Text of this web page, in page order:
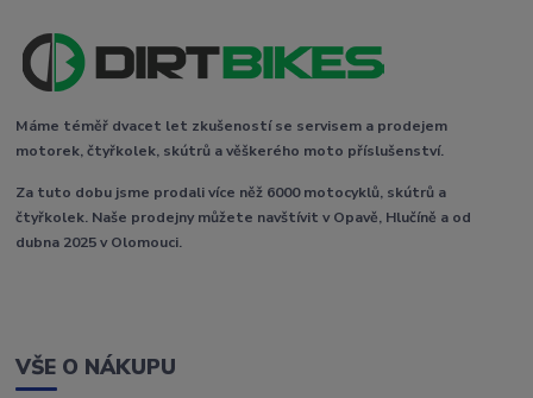
Máme téměř dvacet let zkušeností se servisem a prodejem
motorek, čtyřkolek, skútrů a věškerého moto příslušenství.
Za tuto dobu jsme prodali více něž 6000 motocyklů, skútrů a
čtyřkolek. Naše prodejny můžete navštívit v Opavě, Hlučíně a od
dubna 2025 v Olomouci.
VŠE O NÁKUPU